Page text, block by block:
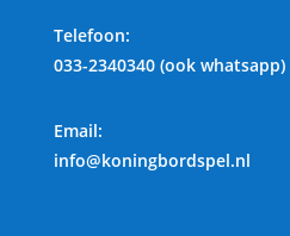
Telefoon:
033-2340340 (ook whatsapp)
Email:
info@koningbordspel.nl